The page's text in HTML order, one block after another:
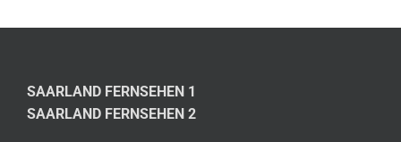
SAARLAND FERNSEHEN 1
SAARLAND FERNSEHEN 2